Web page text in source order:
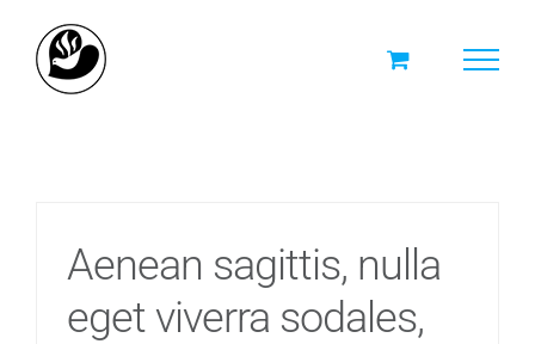
content
Aenean sagittis, nulla
eget viverra sodales,